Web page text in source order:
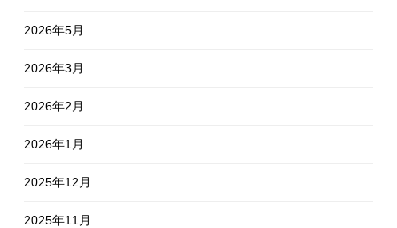
2026年5月
2026年3月
2026年2月
2026年1月
2025年12月
2025年11月